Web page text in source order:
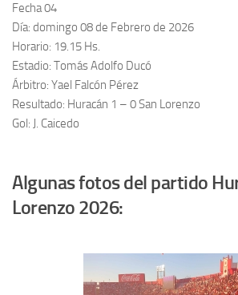
Fecha 04
Día: domingo 08 de Febrero de 2026
Horario: 19.15 Hs.
Estadio: Tomás Adolfo Ducó
Árbitro: Yael Falcón Pérez
Resultado: Huracán 1 – 0 San Lorenzo
Gol: J. Caicedo
Algunas fotos del partido
Lorenzo 2026: